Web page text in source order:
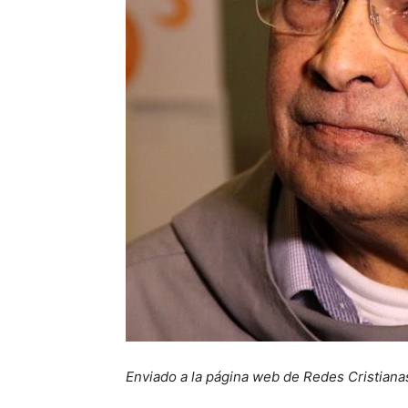
Enviado a la página web de Redes